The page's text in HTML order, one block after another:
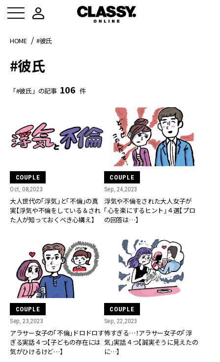
HOME #彼氏
#彼氏
「#彼氏」の記事 106 件
COUPLE
Oct, 08,2023
大人世代の「浮気」と「不倫」の真
実【浮気や不倫をしている＆され
た人が知っておくべき心構え】
COUPLE
Sep, 24,2023
浮気や不倫をされた大人女子が
「心を楽にするヒント」４選【プロ
の回答は…】
COUPLE
Sep, 23,2023
アラサー女子の「不倫」ドロドロす
ぎる実話４つ【子どもの存在には
気がひけるけど…】
COUPLE
Sep, 22,2023
怖すぎる…！アラサー女子の「浮
気」実話４つ【誠実そうに見えたの
に…】